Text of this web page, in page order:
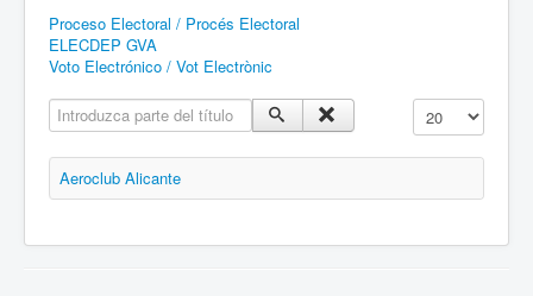
Proceso Electoral / Procés Electoral
ELECDEP GVA
Voto Electrónico / Vot Electrònic
Introduzca parte del título
Cantidad a
Aeroclub Alicante